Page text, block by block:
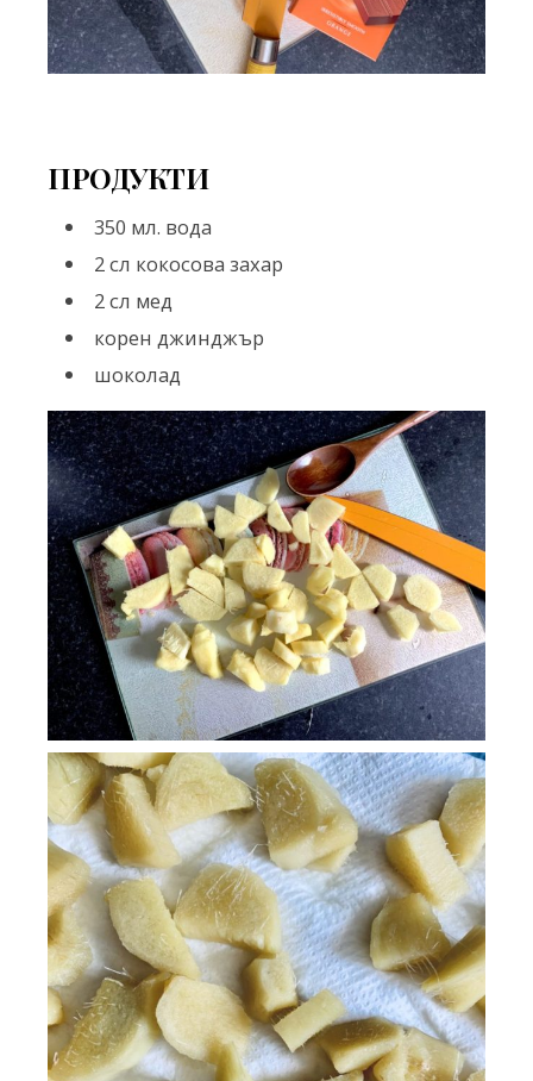
ПРОДУКТИ
350 мл. вода
2 сл кокосова захар
2 сл мед
корен джинджър
шоколад